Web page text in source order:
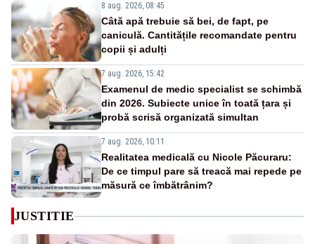
8 aug. 2026, 08:45
Câtă apă trebuie să bei, de fapt, pe
caniculă. Cantitățile recomandate pentru
copii și adulți
7 aug. 2026, 15:42
Examenul de medic specialist se schimbă
din 2026. Subiecte unice în toată țara și
probă scrisă organizată simultan
7 aug. 2026, 10:11
Realitatea medicală cu Nicole Păcuraru:
De ce timpul pare să treacă mai repede pe
măsură ce îmbătrânim?
JUSTITIE